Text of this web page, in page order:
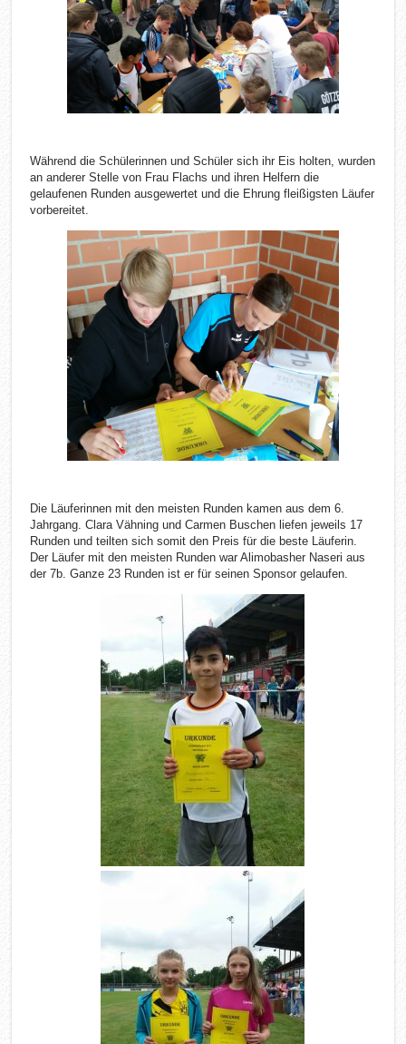
Während die Schülerinnen und Schüler sich ihr Eis holten, wurden
an anderer Stelle von Frau Flachs und ihren Helfern die
gelaufenen Runden ausgewertet und die Ehrung fleißigsten Läufer
vorbereitet.
Die Läuferinnen mit den meisten Runden kamen aus dem 6.
Jahrgang. Clara Vähning und Carmen Buschen liefen jeweils 17
Runden und teilten sich somit den Preis für die beste Läuferin.
Der Läufer mit den meisten Runden war Alimobasher Naseri aus
der 7b. Ganze 23 Runden ist er für seinen Sponsor gelaufen.